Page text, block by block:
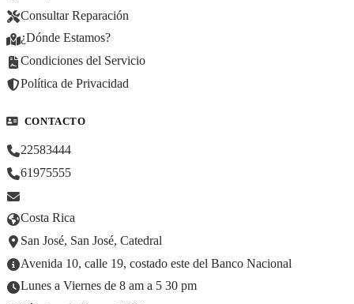
Consultar Reparación
¿Dónde Estamos?
Condiciones del Servicio
Política de Privacidad
CONTACTO
22583444
61975555
Costa Rica
San José, San José, Catedral
Avenida 10, calle 19, costado este del Banco Nacional
Lunes a Viernes de 8 am a 5 30 pm